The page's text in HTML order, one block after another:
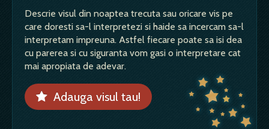
Descrie visul din noaptea trecuta sau oricare vis pe
care doresti sa-l interpretezi si haide sa incercam sa-l
interpretam impreuna. Astfel fiecare poate sa isi dea
cu parerea si cu siguranta vom gasi o interpretare cat
mai apropiata de adevar.
Adauga visul tau!